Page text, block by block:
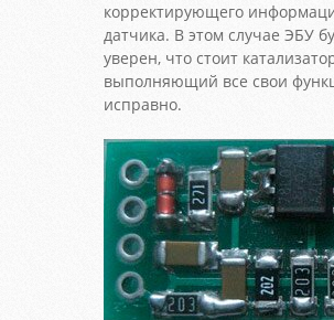
корректирующего
датчика. В этом случае ЭБУ
уверен, что стоит
выполняющий все свои
исправно.